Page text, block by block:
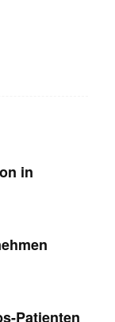
in
Patienten